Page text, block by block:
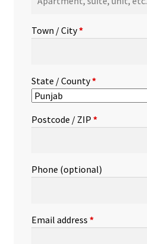
suite,
etc.(optional)
Town / City*
State / County*
Postcode / ZIP *
Phone (optional)
Email address *